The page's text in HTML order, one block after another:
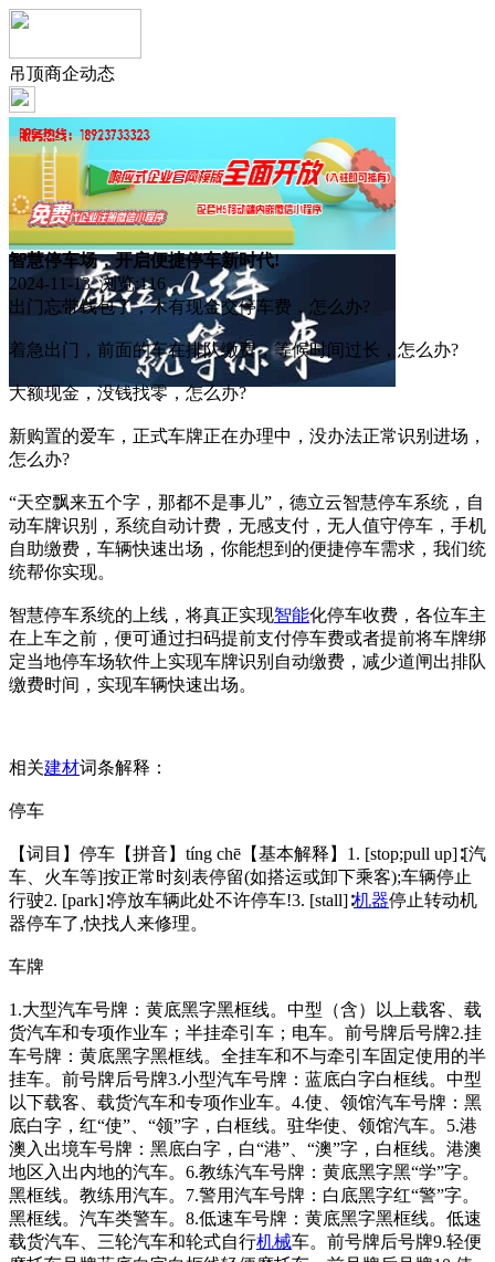
吊顶商企动态
智慧停车场，开启便捷停车新时代!
2024-11-13 浏览:116
出门忘带钱包了，木有现金交停车费，怎么办?
着急出门，前面的车在排队缴费，等候时间过长，怎么办?
大额现金，没钱找零，怎么办?
新购置的爱车，正式车牌正在办理中，没办法正常识别进场，
怎么办?
“天空飘来五个字，那都不是事儿”，德立云智慧停车系统，自
动车牌识别，系统自动计费，无感支付，无人值守停车，手机
自助缴费，车辆快速出场，你能想到的便捷停车需求，我们统
统帮你实现。
智慧停车系统的上线，将真正实现智能化停车收费，各位车主
在上车之前，便可通过扫码提前支付停车费或者提前将车牌绑
定当地停车场软件上实现车牌识别自动缴费，减少道闸出排队
缴费时间，实现车辆快速出场。
相关建材词条解释：
停车
【词目】停车【拼音】tíng chē【基本解释】1. [stop;pull up]∶[汽
车、火车等]按正常时刻表停留(如搭运或卸下乘客);车辆停止
行驶2. [park]∶停放车辆此处不许停车!3. [stall]∶机器停止转动机
器停车了,快找人来修理。
车牌
1.大型汽车号牌：黄底黑字黑框线。中型（含）以上载客、载
货汽车和专项作业车；半挂牵引车；电车。前号牌后号牌2.挂
车号牌：黄底黑字黑框线。全挂车和不与牵引车固定使用的半
挂车。前号牌后号牌3.小型汽车号牌：蓝底白字白框线。中型
以下载客、载货汽车和专项作业车。4.使、领馆汽车号牌：黑
底白字，红“使”、“领”字，白框线。驻华使、领馆汽车。5.港
澳入出境车号牌：黑底白字，白“港”、“澳”字，白框线。港澳
地区入出内地的汽车。6.教练汽车号牌：黄底黑字黑“学”字。
黑框线。教练用汽车。7.警用汽车号牌：白底黑字红“警”字。
黑框线。汽车类警车。8.低速车号牌：黄底黑字黑框线。低速
载货汽车、三轮汽车和轮式自行机械车。前号牌后号牌9.轻便